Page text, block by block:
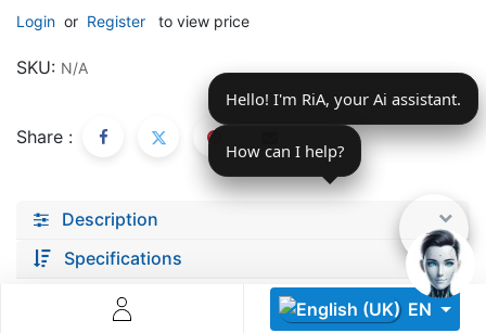
EN
Login or Register to view price
SKU: N/A
Share :
Description
Specifications
Platformă integrată pentru managementul flotei de roboți
Monitorizare în timp real și analiză date
Conectează roboți, software și servicii într-o singură
soluție
Scalabil de la 1 robot la zeci de unități
Află mai mult
Hello! I'm RiA, your Ai assistant.
How can I help?